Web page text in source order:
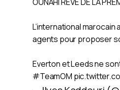
L’international
agents pour proposer
Everton et Leeds ne
#TeamOM